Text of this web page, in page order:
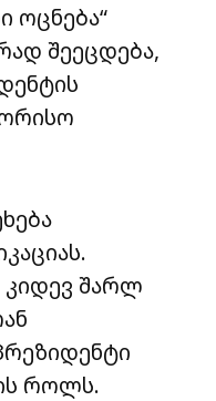
ოცნება“
შეეცდება,
კიდევ შარლ
როლს.